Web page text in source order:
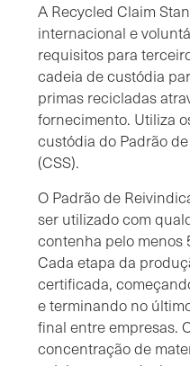
A Recycled Claim
internacional e
requisitos para
cadeia de custódia
primas recicladas
fornecimento. Utiliza
custódia do Padrão
(CSS).
O Padrão de
ser utilizado com
contenha pelo menos
Cada etapa da
certificada,
e terminando no
final entre empresas.
concentração de